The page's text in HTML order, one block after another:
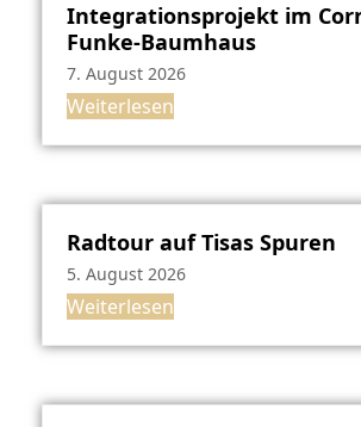
Integrationsprojekt im
Funke-Baumhaus
7. August 2026
Weiterlesen
Radtour auf Tisas Spuren
5. August 2026
Weiterlesen